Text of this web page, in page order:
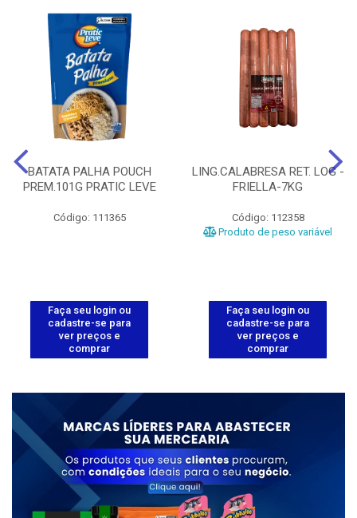
BATATA PALHA POUCH
PREM.101G PRATIC LEVE
Código: 111365
Faça seu login ou
cadastre-se para
ver preços e
comprar
LING.CALABRESA RET. LOG -
FRIELLA-7KG
Código: 112358
Produto de peso variável
Faça seu login ou
cadastre-se para
ver preços e
comprar